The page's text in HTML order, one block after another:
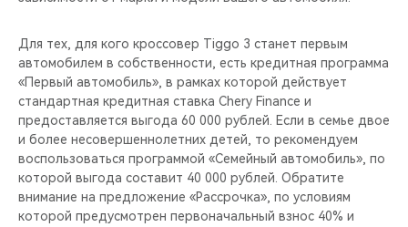
Для тех, для кого кроссовер Tiggo 3 станет первым
автомобилем в собственности, есть кредитная программа
«Первый автомобиль», в рамках которой действует
стандартная кредитная ставка Chery Finance и
предоставляется выгода 60 000 рублей. Если в семье двое
и более несовершеннолетних детей, то рекомендуем
воспользоваться программой «Семейный автомобиль», по
которой выгода составит 40 000 рублей. Обратите
внимание на предложение «Рассрочка», по условиям
которой предусмотрен первоначальный взнос 40% и